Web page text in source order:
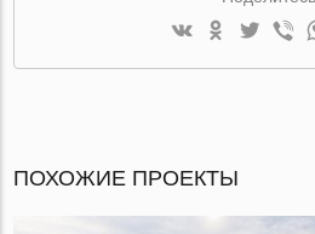
ПОХОЖИЕ ПРОЕКТЫ